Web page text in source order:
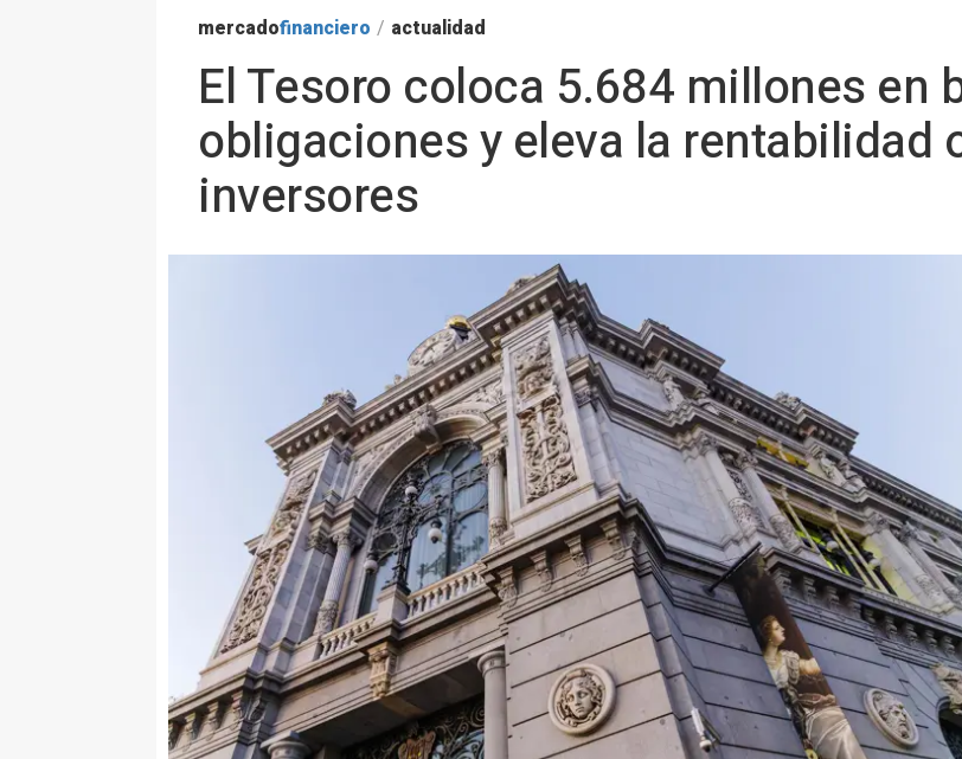
mercadofinanciero / actualidad
El Tesoro coloca 5.684 millones en
obligaciones y eleva la rentabilidad
inversores